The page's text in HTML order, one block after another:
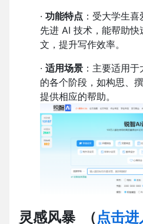
· 功能特点 ：受大学生
先进 AI 技术，能帮助
文，提升写作效率。
· 适用场景 ：主要适用
的各个阶段，如构思、
提供相应的帮助。
灵感风暴（点击